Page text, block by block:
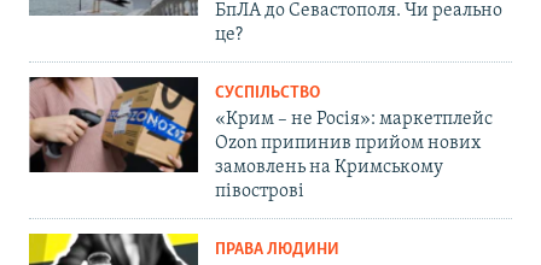
БпЛА до Севастополя. Чи реально
це?
СУСПІЛЬСТВО
«Крим – не Росія»: маркетплейс
Ozon припинив прийом нових
замовлень на Кримському
півострові
ПРАВА ЛЮДИНИ